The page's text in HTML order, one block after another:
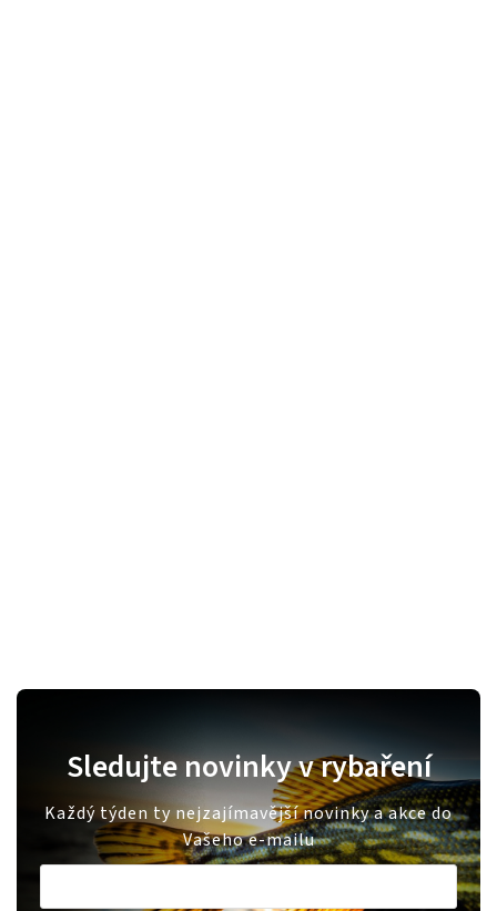
Sledujte novinky v rybaření
Každý týden ty nejzajímavější novinky a akce do
Vašeho e-mailu